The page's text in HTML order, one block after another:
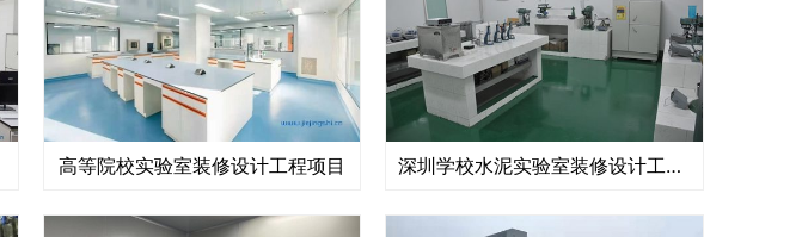
高等院校实验室装修设计工程项目 深圳学校水泥实验室装修设计工程案例